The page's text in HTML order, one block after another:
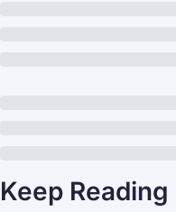
Keep Reading